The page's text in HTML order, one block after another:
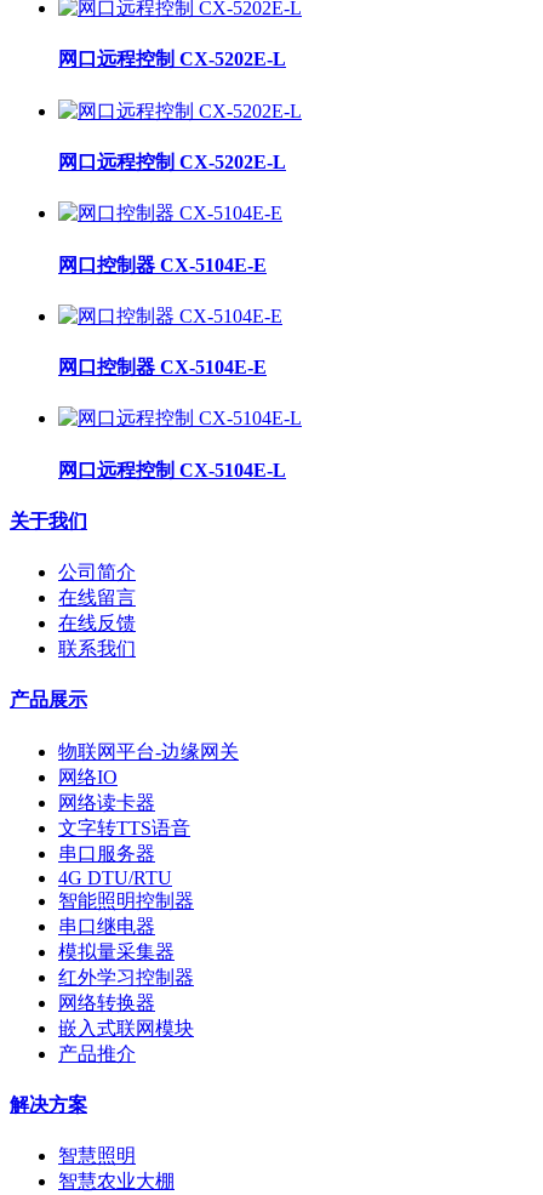
网口远程控制 CX-5202E-L
网口远程控制 CX-5202E-L
网口控制器 CX-5104E-E
网口控制器 CX-5104E-E
网口远程控制 CX-5104E-L
关于我们
公司简介
在线留言
在线反馈
联系我们
产品展示
物联网平台-边缘网关
网络IO
网络读卡器
文字转TTS语音
串口服务器
4G DTU/RTU
智能照明控制器
串口继电器
模拟量采集器
红外学习控制器
网络转换器
嵌入式联网模块
产品推介
解决方案
智慧照明
智慧农业大棚